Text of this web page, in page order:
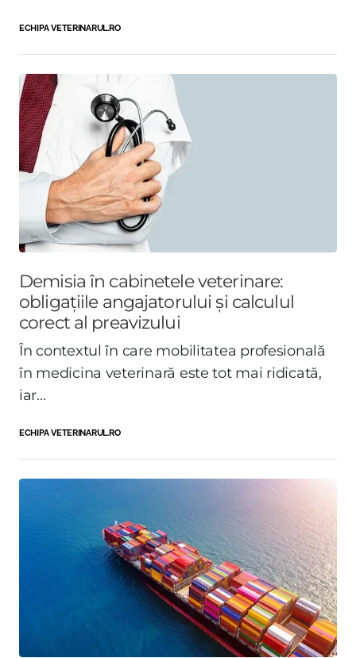
ECHIPA VETERINARUL.RO
Demisia în cabinetele veterinare:
obligațiile angajatorului și calculul
corect al preavizului
În contextul în care mobilitatea profesională
în medicina veterinară este tot mai ridicată,
iar...
ECHIPA VETERINARUL.RO